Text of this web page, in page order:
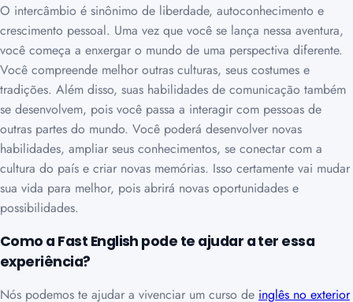
O intercâmbio é sinônimo de liberdade, autoconhecimento e
crescimento pessoal. Uma vez que você se lança nessa aventura,
você começa a enxergar o mundo de uma perspectiva diferente.
Você compreende melhor outras culturas, seus costumes e
tradições. Além disso, suas habilidades de comunicação também
se desenvolvem, pois você passa a interagir com pessoas de
outras partes do mundo. Você poderá desenvolver novas
habilidades, ampliar seus conhecimentos, se conectar com a
cultura do país e criar novas memórias. Isso certamente vai mudar
sua vida para melhor, pois abrirá novas oportunidades e
possibilidades.
Como a Fast English pode te ajudar a ter essa
experiência?
Nós podemos te ajudar a vivenciar um curso de inglês no exterior